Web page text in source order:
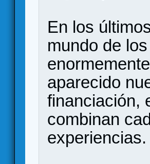
En los
mundo de
aparecido
financiación,
combinan
experiencias.